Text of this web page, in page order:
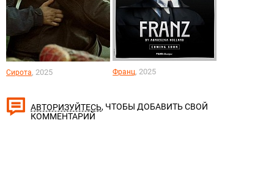
Сирота, 2025 Франц, 2025
АВТОРИЗУЙТЕСЬ, ЧТОБЫ ДОБАВИТЬ СВОЙ
КОММЕНТАРИЙ